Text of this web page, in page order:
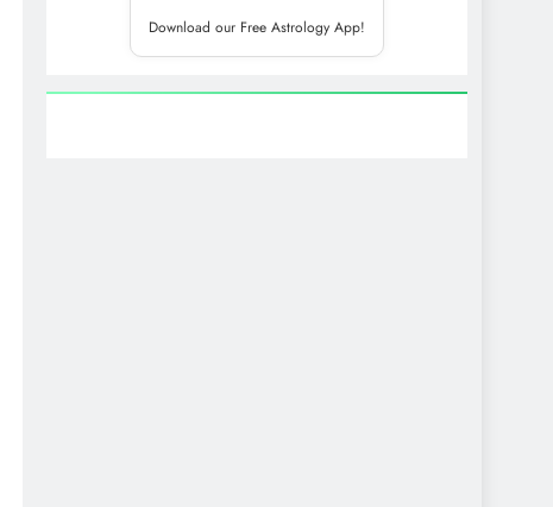
Download our Free Astrology App!